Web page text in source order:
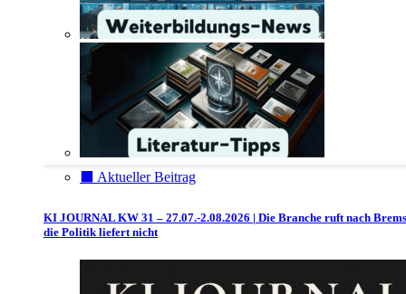
⬛️ Aktueller Beitrag
KI JOURNAL KW 31 – 27.07.-2.08.2026 | Die Branche ruft nach
die Politik liefert nicht